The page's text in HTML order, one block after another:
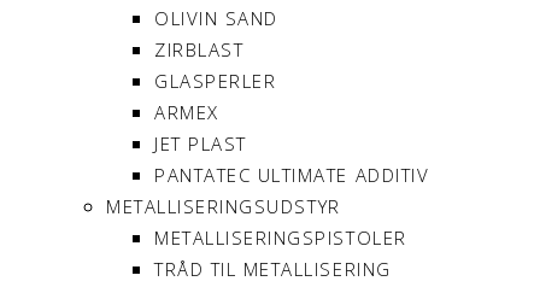
OLIVIN SAND
ZIRBLAST
GLASPERLER
ARMEX
JET PLAST
PANTATEC ULTIMATE ADDITIV
METALLISERINGSUDSTYR
METALLISERINGSPISTOLER
TRÅD TIL METALLISERING